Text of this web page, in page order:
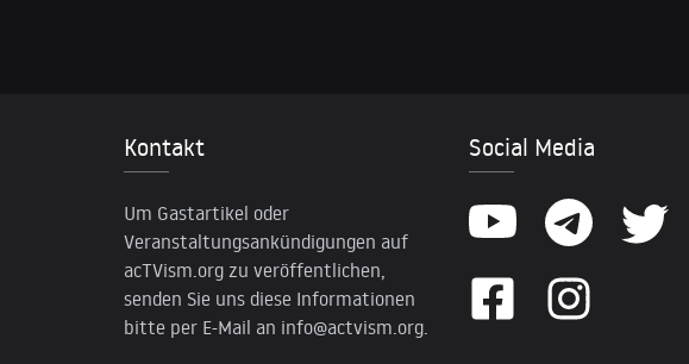
Kontakt
Um Gastartikel oder
Veranstaltungsankündigungen auf
acTVism.org zu veröffentlichen,
senden Sie uns diese Informationen
bitte per E-Mail an info@actvism.org.
Social Media